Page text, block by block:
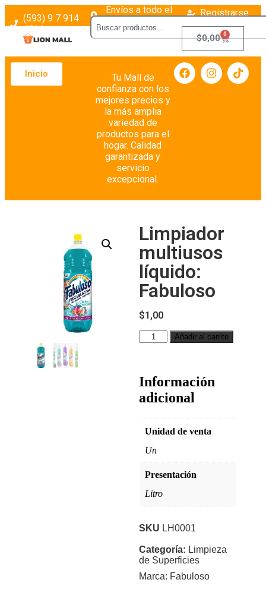
(593) 9 7 914
4526
Envíos a todo el
Registrarse
Login
$0,00 0
Inicio
Tu Mall de
confianza con los
mejores precios y
la más amplia
variedad de
productos para el
hogar. Calidad
garantizada y
servicio
excepcional.
Limpiador
multiusos
líquido:
Fabuloso
$1,00
Añadir al carrito
Información
adicional
Unidad de venta
Un
Presentación
Litro
SKU LH0001
Categoría: Limpieza
de Superficies
Marca: Fabuloso